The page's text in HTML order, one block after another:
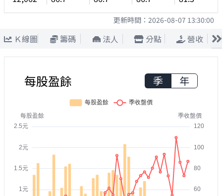
更新時間： 2026-08-07 13:30:00
Ｋ線圖 籌碼 法人 分點 營收
每股盈餘 季 年